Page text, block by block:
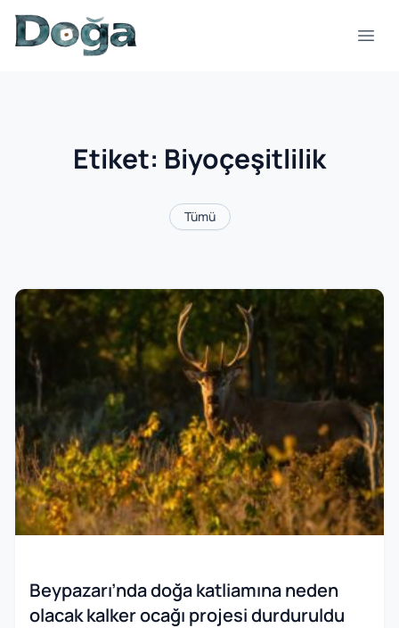
İçeriğe geç
Etiket: Biyoçeşitlilik
Tümü
Beypazarı’nda doğa katliamına neden
olacak kalker ocağı projesi durduruldu